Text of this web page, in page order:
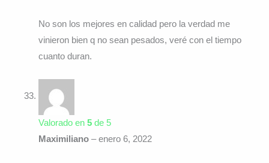
No son los mejores en calidad pero la verdad me
vinieron bien q no sean pesados, veré con el tiempo
cuanto duran.
Valorado en 5de 5
Maximiliano – enero 6, 2022